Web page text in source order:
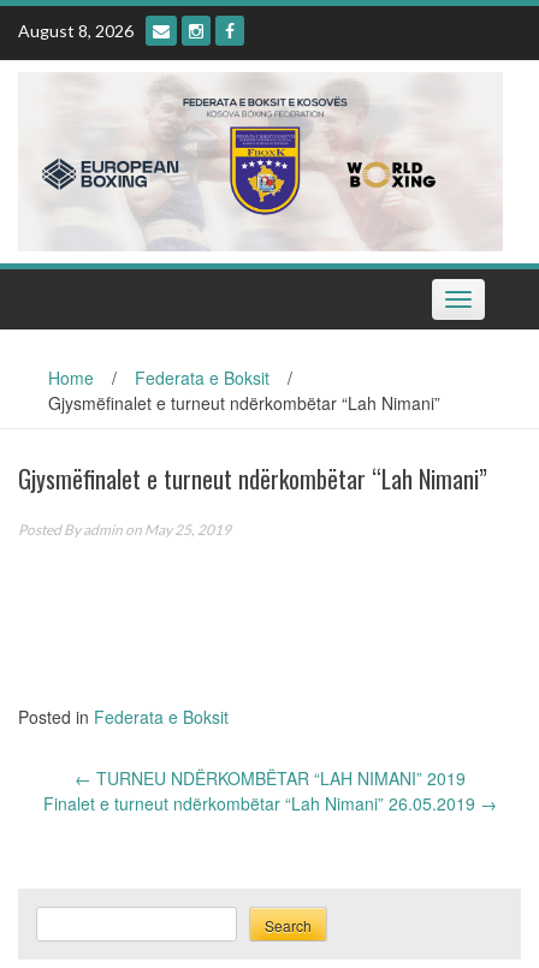
Skip
content
August 8, 2026
Toggle
navigation
Home / Federata e Boksit
/
Gjysmëfinalet e turneut ndërkombëtar “Lah Nimani”
Gjysmëfinalet e turneut ndërkombëtar “Lah Nimani”
Posted Byadmin on May 25, 2019
Posted in Federata e Boksit
navigation
← TURNEU NDËRKOMBËTAR “LAH NIMANI” 2019
Finalet e turneut ndërkombëtar “Lah Nimani” 26.05.2019 →
Search